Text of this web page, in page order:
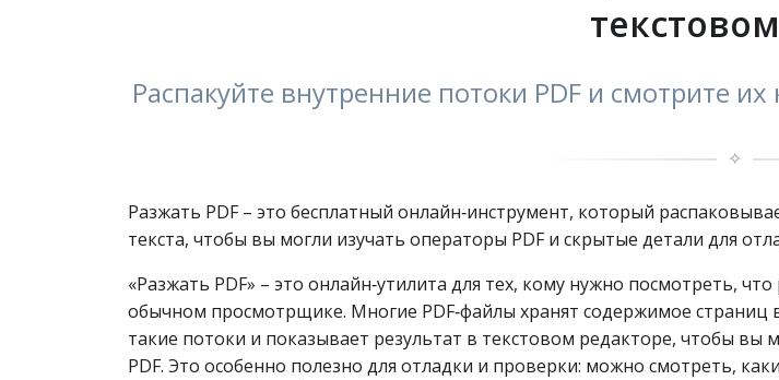
Распакуйте внутренние потоки PDF и смотрите
✧
Разжать PDF – это бесплатный онлайн‑инструмент, который
текста, чтобы вы могли изучать операторы PDF и скрытые детали для
«Разжать PDF» – это онлайн‑утилита для тех, кому нужно посмотреть,
обычном просмотрщике. Многие PDF‑файлы хранят содержимое страниц
такие потоки и показывает результат в текстовом редакторе, чтобы
PDF. Это особенно полезно для отладки и проверки: можно смотреть,